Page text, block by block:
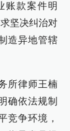
账款案件明
坚决纠治对
造异地管辖
所律师王楠
确依法规制
竞争环境，